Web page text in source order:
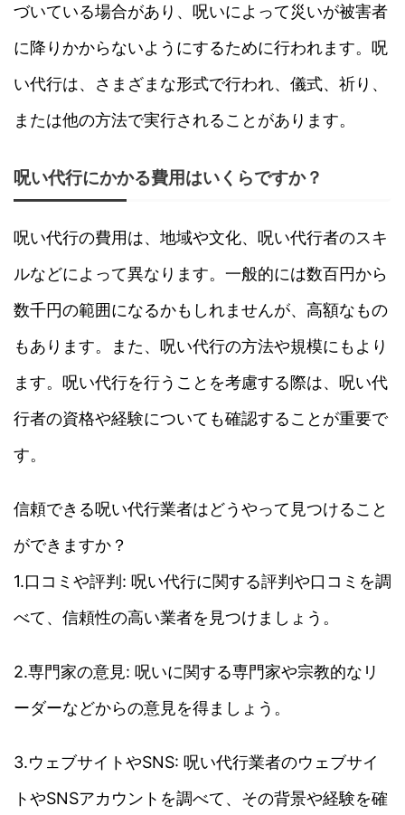
づいている場合があり、呪いによって災いが被害者
に降りかからないようにするために行われます。呪
い代行は、さまざまな形式で行われ、儀式、祈り、
または他の方法で実行されることがあります。
呪い代行にかかる費用はいくらですか？
呪い代行の費用は、地域や文化、呪い代行者のスキ
ルなどによって異なります。一般的には数百円から
数千円の範囲になるかもしれませんが、高額なもの
もあります。また、呪い代行の方法や規模にもより
ます。呪い代行を行うことを考慮する際は、呪い代
行者の資格や経験についても確認することが重要で
す。
信頼できる呪い代行業者はどうやって見つけること
ができますか？
1.口コミや評判: 呪い代行に関する評判や口コミを調
べて、信頼性の高い業者を見つけましょう。
2.専門家の意見: 呪いに関する専門家や宗教的なリ
ーダーなどからの意見を得ましょう。
3.ウェブサイトやSNS: 呪い代行業者のウェブサイ
トやSNSアカウントを調べて、その背景や経験を確